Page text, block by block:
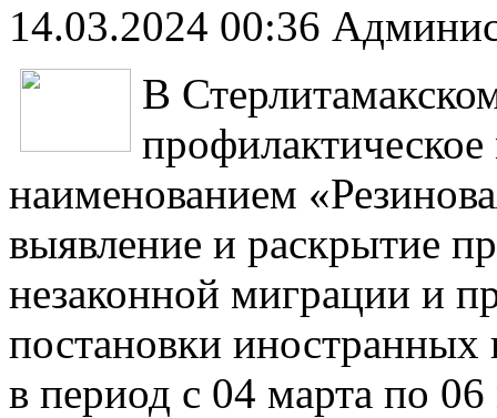
14.03.2024 00:36
В
наименованием
выявление и раскрытие
незаконной миграции и
постановки
в период с 04 марта по 06